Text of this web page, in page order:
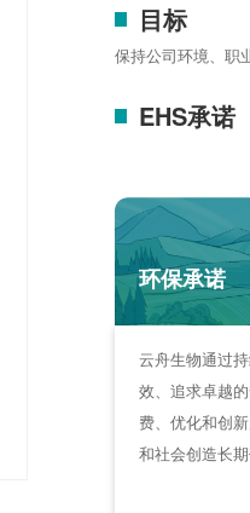
目标
保持公司环境、职
EHS承诺
环保承诺
云舟生物通过
效、追求卓越
费、优化和创
和社会创造长期